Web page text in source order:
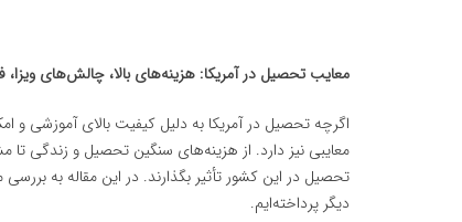
معایب تحصیل در آمریکا: هزینه‌های بالا، چالش‌های
اگرچه تحصیل در آمریکا به دلیل کیفیت بالای آموزشی و
معایبی نیز دارد. از هزینه‌های سنگین تحصیل و زندگی تا
تحصیل در این کشور تأثیر بگذارند. در این مقاله به
دیگر پرداخته‌ایم.